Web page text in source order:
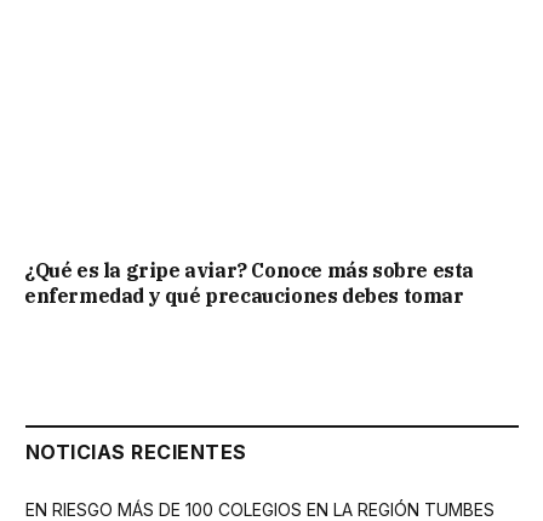
¿Qué es la gripe aviar? Conoce más sobre esta
enfermedad y qué precauciones debes tomar
NOTICIAS RECIENTES
EN RIESGO MÁS DE 100 COLEGIOS EN LA REGIÓN TUMBES